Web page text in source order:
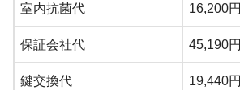
室内抗菌代 16,200円
保証会社代 45,190円
鍵交換代 19,440円